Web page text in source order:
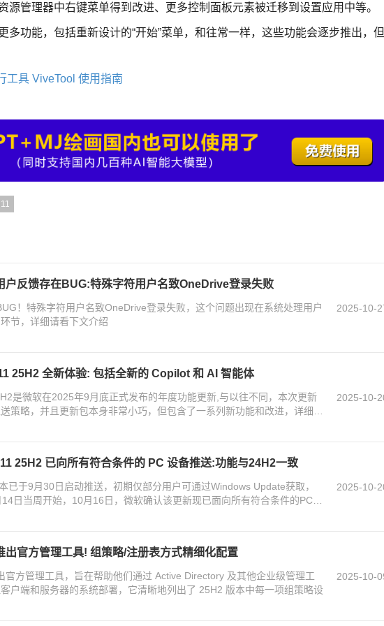
源管理器中右键菜单得到改进、更多控制面板元素被迁移到设置应用中等。
多功能，包括重新设计的“开始”菜单，和往常一样，这些功能会逐步推出，但
工具 ViveTool 使用指南
户反馈存在BUG:特殊字符用户名致OneDrive登录失败
！特殊字符用户名致OneDrive登录失败，这个问题出现在系统处理用户
节，详细请看下文介绍
2025-10-
25H2 全新体验: 包括全新的 Copilot 和 AI 智能体
是微软在2025年9月底正式发布的年度功能更新,与以往不同，本次更新
策略，并且更新包本身非常小巧，但包含了一系列新功能和改进，详细请
2025-10-
25H2 已向所有符合条件的 PC 设备推送:功能与24H2一致
已于9月30日启动推送，初期仅部分用户可通过Windows Update获取，
日当周开始，10月16日，微软确认该更新现已面向所有符合条件的PC设
2025-10-
出官方管理工具! 组策略/注册表方式精细化配置
官方管理工具，旨在帮助他们通过 Active Directory 及其他企业级管理工
户端和服务器的系统部署，它清晰地列出了 25H2 版本中每一项组策略设
2025-10-